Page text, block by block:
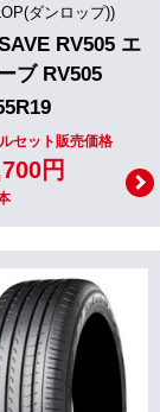
ダンロップ))
RV505 エ
ブ RV505
セット販売価格
円